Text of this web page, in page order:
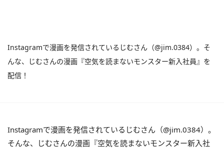
Instagramで漫画を発信されているじむさん（@jim.0384）。そ
んな、じむさんの漫画『空気を読まないモンスター新入社員』を
配信！
Instagramで漫画を発信されているじむさん（@jim.0384）。
そんな、じむさんの漫画『空気を読まないモンスター新入社